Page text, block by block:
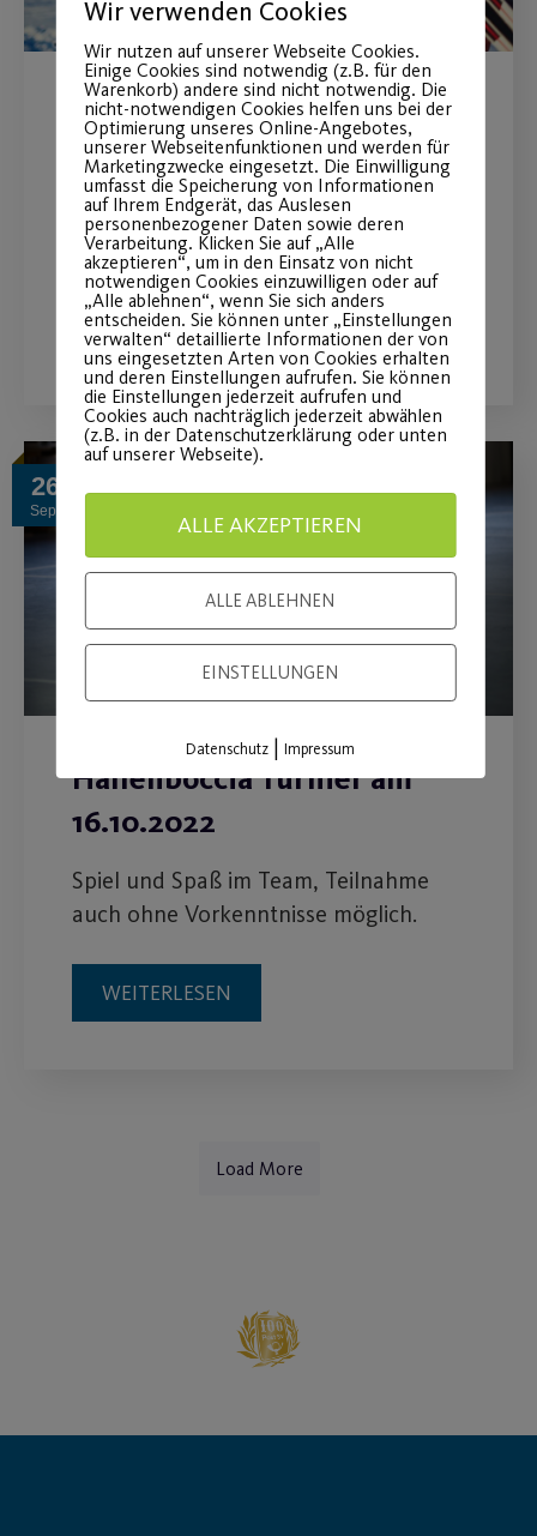
Skibasar am 22. Oktober
2022
Gut erhaltene Wintersportartikel für
dich oder deine Kinder.
WEITERLESEN
26
Sep.
Hallenboccia Turnier am
16.10.2022
Spiel und Spaß im Team, Teilnahme
auch ohne Vorkenntnisse möglich.
WEITERLESEN
Load More
Wir verwenden Cookies
Wir nutzen auf unserer Webseite Cookies.
Einige Cookies sind notwendig (z.B. für den
Warenkorb) andere sind nicht notwendig. Die
nicht-notwendigen Cookies helfen uns bei der
Optimierung unseres Online-Angebotes,
unserer Webseitenfunktionen und werden für
Marketingzwecke eingesetzt. Die Einwilligung
umfasst die Speicherung von Informationen
auf Ihrem Endgerät, das Auslesen
personenbezogener Daten sowie deren
Verarbeitung. Klicken Sie auf „Alle
akzeptieren“, um in den Einsatz von nicht
notwendigen Cookies einzuwilligen oder auf
„Alle ablehnen“, wenn Sie sich anders
entscheiden. Sie können unter „Einstellungen
verwalten“ detaillierte Informationen der von
uns eingesetzten Arten von Cookies erhalten
und deren Einstellungen aufrufen. Sie können
die Einstellungen jederzeit aufrufen und
Cookies auch nachträglich jederzeit abwählen
(z.B. in der Datenschutzerklärung oder unten
auf unserer Webseite).
ALLE AKZEPTIEREN
ALLE ABLEHNEN
EINSTELLUNGEN
Datenschutz| Impressum